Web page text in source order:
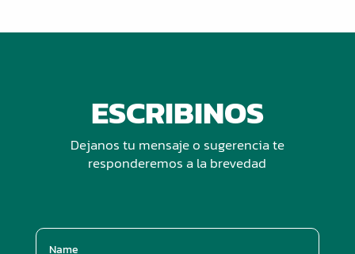
ESCRIBINOS
Dejanos tu mensaje o sugerencia te
responderemos a la brevedad